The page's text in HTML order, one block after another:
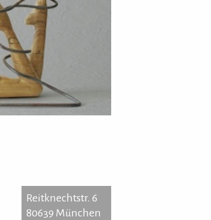
Reitknechtstr. 6
80639 München